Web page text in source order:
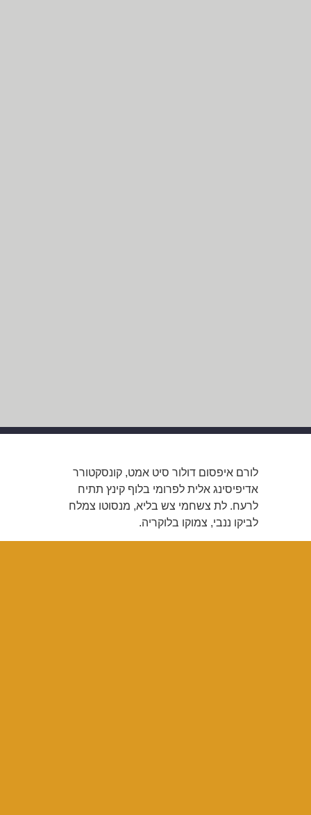
לורם איפסום דולור סיט אמט, קונסקטורר
אדיפיסינג אלית לפרומי בלוף קינץ תתיח
לרעח. לת צשחמי צש בליא, מנסוטו צמלח
לביקו ננבי, צמוקו בלוקריה.